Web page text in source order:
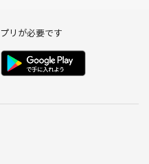
リが必要です